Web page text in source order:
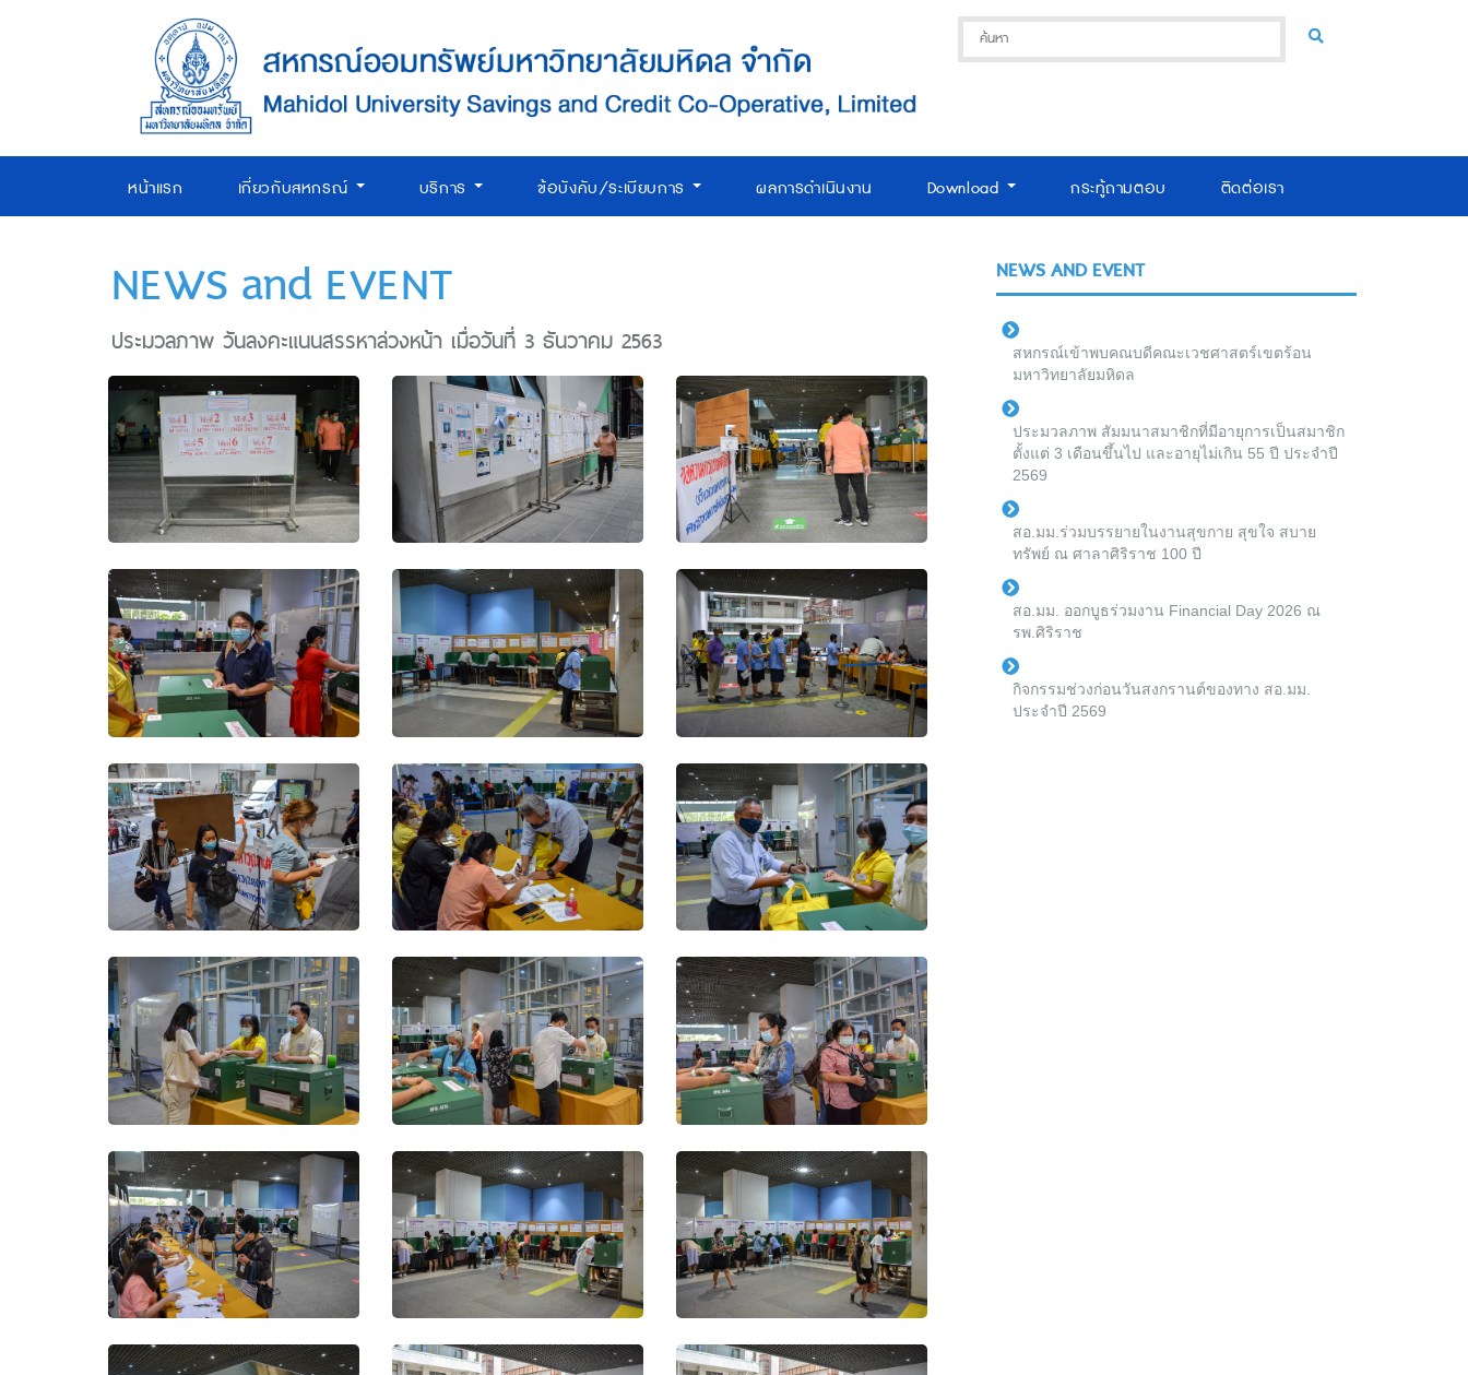
หน้าแรก เกี่ยวกับสหกรณ์ บริการ ข้อบังคับ/ระเบียบการ ผลการดำเนินงาน Download กระทู้ถามตอบ ติดต่อเรา
NEWS and EVENT
ประมวลภาพ วันลงคะแนนสรรหาล่วงหน้า เมื่อวันที่ 3 ธันวาคม 2563
NEWS AND EVENT
สหกรณ์เข้าพบคณบดีคณะเวชศาสตร์เขตร้อน
มหาวิทยาลัยมหิดล
ประมวลภาพ สัมมนาสมาชิกที่มีอายุการเป็นสมาชิก
ตั้งแต่ 3 เดือนขึ้นไป และอายุไม่เกิน 55 ปี ประจำปี
2569
สอ.มม.ร่วมบรรยายในงานสุขกาย สุขใจ สบาย
ทรัพย์ ณ ศาลาศิริราช 100 ปี
สอ.มม. ออกบูธร่วมงาน Financial Day 2026 ณ
รพ.ศิริราช
กิจกรรมช่วงก่อนวันสงกรานต์ของทาง สอ.มม.
ประจำปี 2569